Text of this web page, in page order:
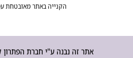
הקנייה באתר מאובטחת עפ"י תקן PSI
אתר זה נבנה ע"י חברת הפתרון קידום